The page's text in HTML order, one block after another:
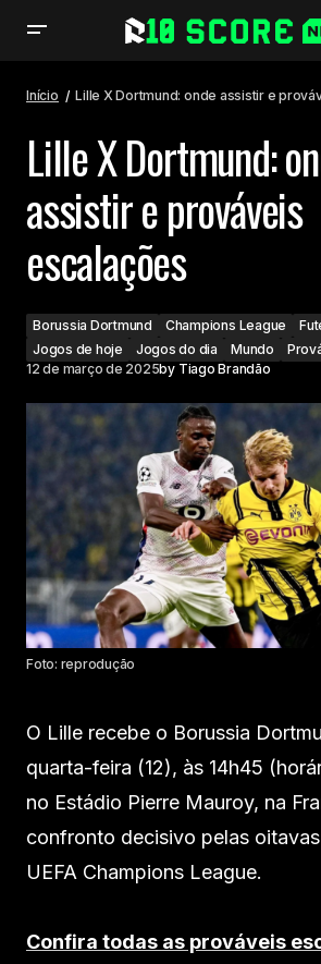
Início Lille X Dortmund: onde assistir e
Lille X Dortmund:
assistir e prováveis
escalações
Borussia Dortmund Champions League
Jogos de hoje
Jogos do dia Mundo
12 de março de 2025by Tiago Brandão
Foto: reprodução
O Lille recebe o Borussia
quarta-feira (12), às 14h45
no Estádio Pierre Mauroy, na
confronto decisivo pelas
UEFA Champions League.
Confira todas as prováveis